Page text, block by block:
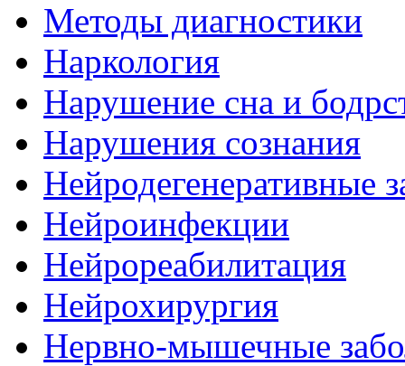
Методы диагностики
Наркология
Нарушение сна и
Нарушения сознания
Нейродегенеративные
Нейроинфекции
Нейрореабилитация
Нейрохирургия
Нервно-мышечные